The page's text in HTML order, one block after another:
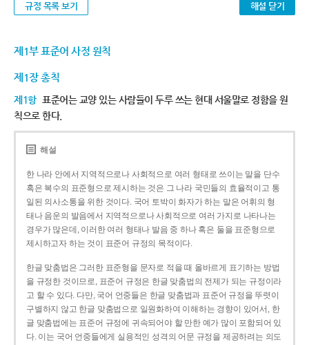
규정 목록 보기 해설 닫기
제1부 표준어 사정 원칙
제1장 총칙
제1항 표준어는 교양 있는 사람들이 두루 쓰는 현대 서울말로 정함을 원
칙으로 한다.
해설
한 나라 안에서 지역적으로나 사회적으로 여러 형태로 쓰이는 말을 단수
혹은 복수의 표준형으로 제시하는 것은 그 나라 국민들의 효율적이고 통
일된 의사소통을 위한 것이다. 국어 토박이 화자가 하는 말은 어휘의 형
태나 음운의 발음에서 지역적으로나 사회적으로 여러 가지로 나타나는
경우가 많은데, 이러한 여러 형태나 발음 중 하나 혹은 둘을 표준형으로
제시하고자 하는 것이 표준어 규정의 목적이다.
한글 맞춤법은 그러한 표준형을 문자로 적을 때 올바르게 표기하는 방법
을 규정한 것이므로, 표준어 규정은 한글 맞춤법의 전제가 되는 규정이라
고 할 수 있다. 다만, 국어 언중들은 한글 맞춤법과 표준어 규정을 뚜렷이
구별하지 않고 한글 맞춤법으로 일원화하여 이해하는 경향이 있어서, 한
글 맞춤법에는 표준어 규정에 귀속되어야 할 만한 예가 많이 포함되어 있
다. 이는 국어 언중들에게 실용적인 성격의 어문 규정을 제공하려는 의도